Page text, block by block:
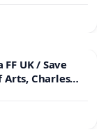
UK / Save
Charles